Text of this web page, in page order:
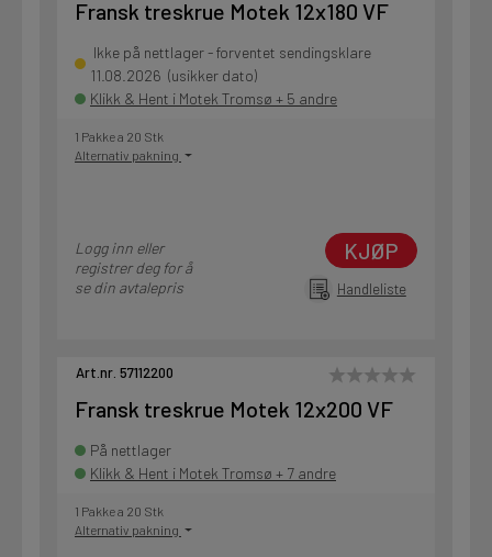
Fransk treskrue Motek 12x180 VF
Ikke på nettlager - forventet sendingsklare
11.08.2026 (usikker dato)
Klikk & Hent i Motek Tromsø + 5 andre
1 Pakke a 20 Stk
Alternativ pakning
Logg inn eller
registrer deg for å
se din avtalepris
KJØP
Handleliste
Art.nr. 57112200
Fransk treskrue Motek 12x200 VF
På nettlager
Klikk & Hent i Motek Tromsø + 7 andre
1 Pakke a 20 Stk
Alternativ pakning